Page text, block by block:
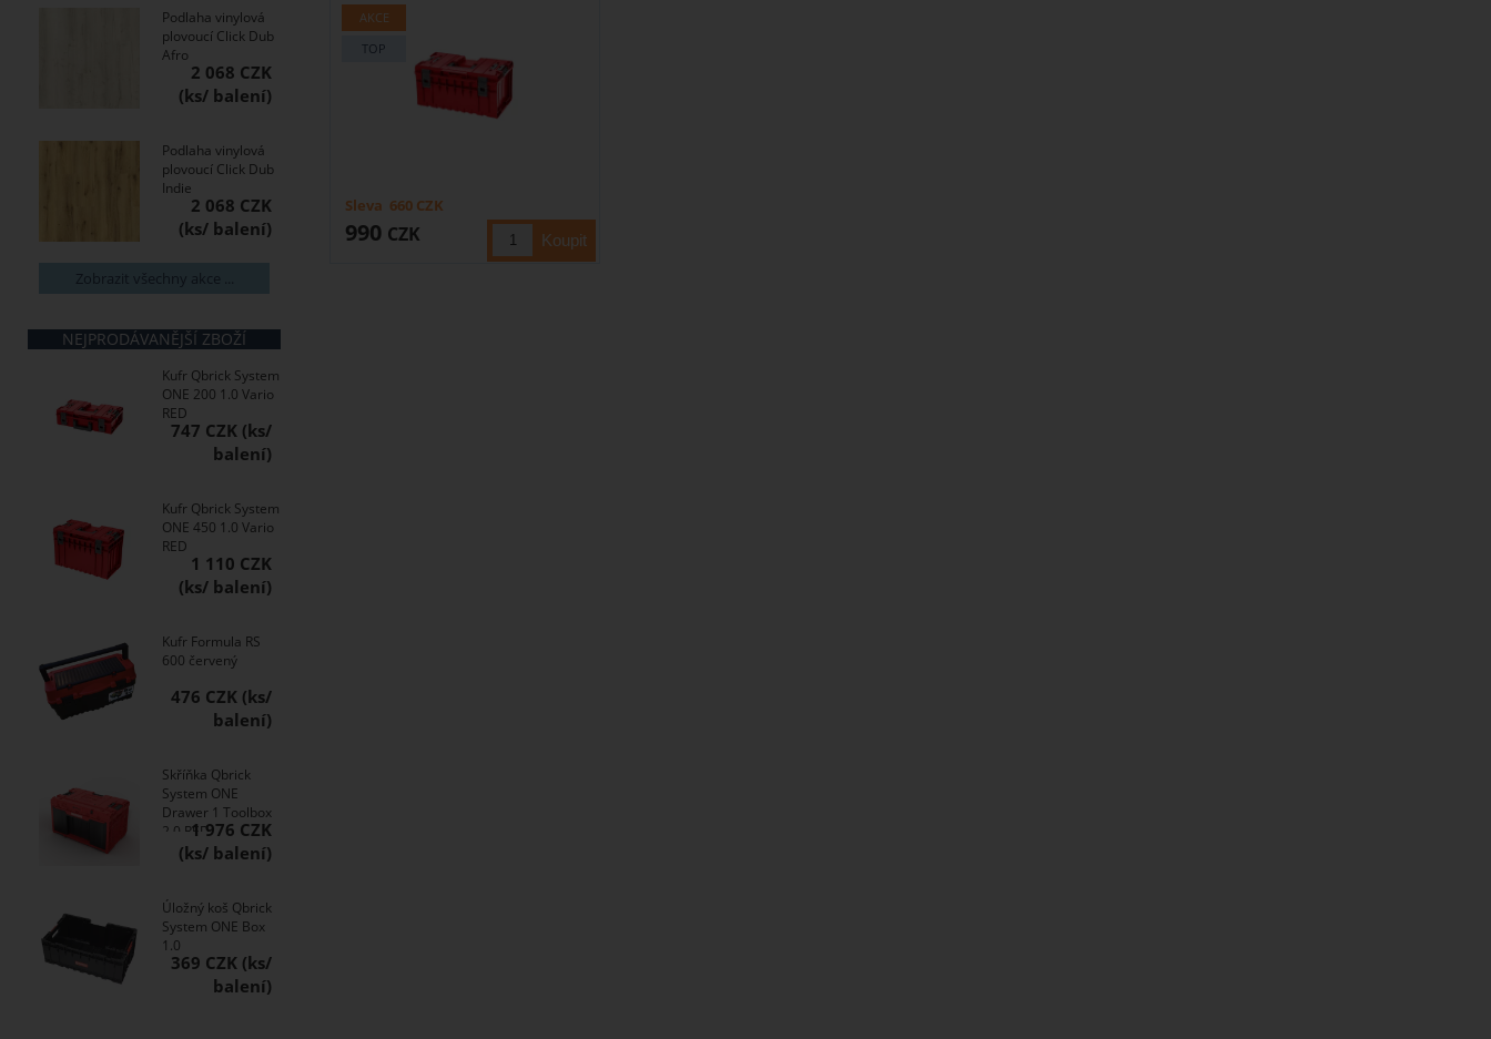
990 CZK
Sleva 660 CZK
Podlaha vinylová
plovoucí Click Dub
Afro
2 068 CZK
Podlaha vinylová
plovoucí Click Dub
Indie
2 068 CZK
Zobrazit všechny akce ...
NEJPRODÁVANĚJŠÍ ZBOŽÍ
Kufr Qbrick System
ONE 200 1.0 Vario
RED
747 CZK
Kufr Qbrick System
ONE 450 1.0 Vario
RED
1 110 CZK
Kufr Formula RS
600 červený
476 CZK
Skříňka Qbrick
System ONE
Drawer 1 Toolbox
2.0 RED1 976 CZK
Úložný koš Qbrick
System ONE Box
1.0
369 CZK